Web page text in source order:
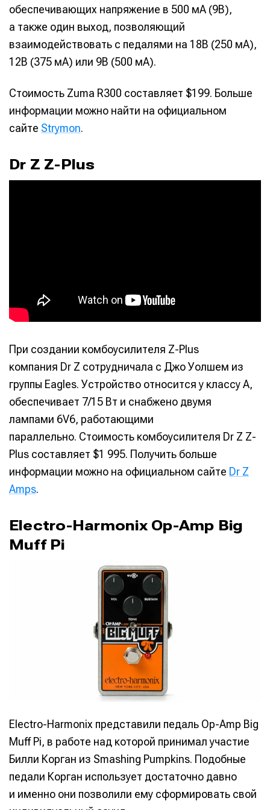
Написание
Исполнение
Написание
Исполнение
обеспечивающих напряжение в 500 мА (9В),
а также один выход, позволяющий
взаимодействовать с педалями на 18В (250 мА),
12В (375 мА) или 9В (500 мА).
Стоимость Zuma R300 составляет $199. Больше
информации можно найти на официальном
сайте Strymon.
Dr Z Z-Plus
При создании комбоусилителя Z-Plus
компания Dr Z сотрудничала с Джо Уолшем из
группы Eagles. Устройство относится у классу А,
обеспечивает 7/15 Вт и снабжено двумя
лампами 6V6, работающими
параллельно. Стоимость комбоусилителя Dr Z Z-
Plus составляет $1 995. Получить больше
информации можно на официальном сайте Dr Z
Amps.
Electro-Harmonix Op-Amp Big
Muff Pi
Electro-Harmonix представили педаль Op-Amp Big
Muff Pi, в работе над которой принимал участие
Билли Корган из Smashing Pumpkins. Подобные
педали Корган использует достаточно давно
и именно они позволили ему сформировать свой